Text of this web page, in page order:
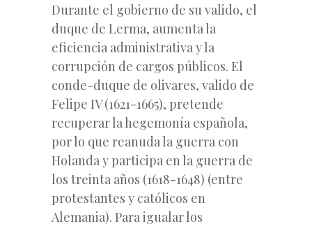
Durante el gobierno de su valido, el
duque de Lerma, aumenta la
eficiencia administrativa y la
corrupción de cargos públicos. El
conde-duque de olivares, valido de
Felipe IV (1621-1665), pretende
recuperar la hegemonía española,
por lo que reanuda la guerra con
Holanda y participa en la guerra de
los treinta años (1618-1648) (entre
protestantes y católicos en
Alemania). Para igualar los